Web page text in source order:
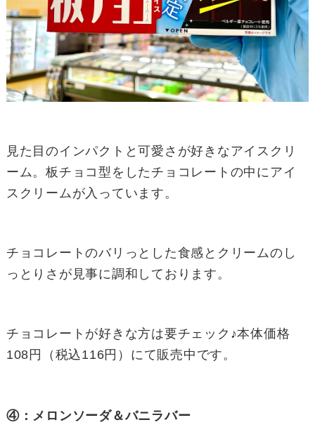
見た目のインパクトと可愛さが好きなアイスクリ
ーム。板チョコ型をしたチョコレートの中にアイ
スクリームが入っています。
チョコレートのバリっとした食感とクリームのし
っとりさが見事に調和しております。
チョコレートが好きな方は要チェック♪本体価格
108円（税込116円）にて販売中です。
④：メロンソーダ＆バニラバー